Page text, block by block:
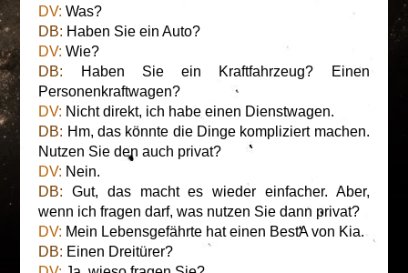
DV: Was?
DB: Haben Sie ein Auto?
DV: Wie?
DB: Haben Sie ein Kraftfahrzeug? Einen
Personenkraftwagen?
DV: Nicht direkt, ich habe einen Dienstwagen.
DB: Hm, das könnte die Dinge kompliziert machen.
Nutzen Sie den auch privat?
DV: Nein.
DB: Gut, das macht es wieder einfacher. Aber,
wenn ich fragen darf, was nutzen Sie dann privat?
DV: Mein Lebensgefährte hat einen BestA von Kia.
DB: Einen Dreitürer?